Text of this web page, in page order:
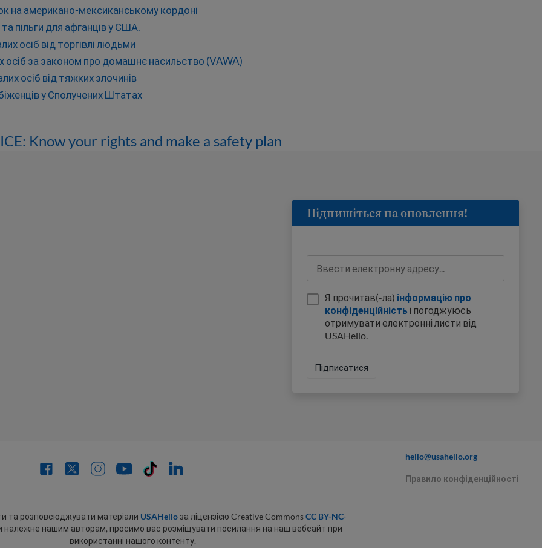
на американо-мексиканському кордоні
та пільги для афганців у США.
осіб від торгівлі людьми
осіб за законом про домашнє насильство (VAWA)
осіб від тяжких злочинів
у Сполучених Штатах
Know your rights and make a safety plan
Підпишіться на оновлення!
Я прочитав(-ла) інформацію про
конфіденційність і погоджуюсь
отримувати електронні листи від
USAHello.
hello@usahello.org
Правило конфіденційності
та розповсюджувати матеріали USAHelloза ліцензією Creative CommonsCC BY-NC-
належне нашим авторам, просимо вас розміщувати посилання на наш вебсайт при
використанні нашого контенту.